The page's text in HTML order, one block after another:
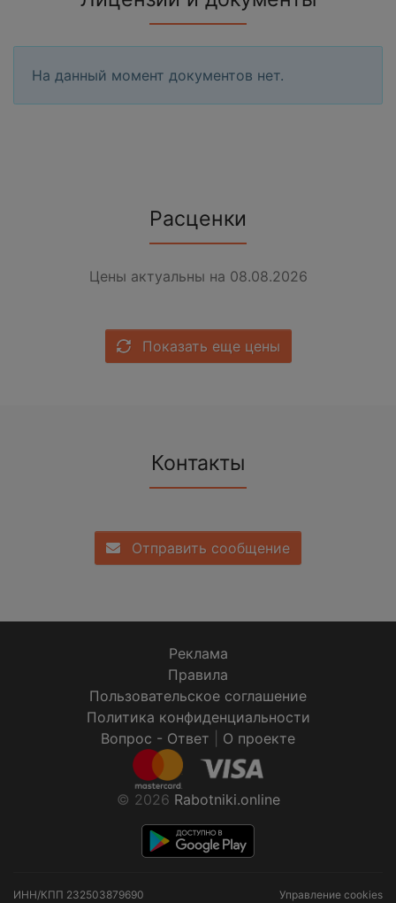
На данный момент документов нет.
Расценки
Цены актуальны на 08.08.2026
Показать еще цены
Контакты
Отправить сообщение
Реклама
Правила
Пользовательское соглашение
Политика конфиденциальности
Вопрос - Ответ
О проекте
© 2026 Rabotniki.online
ИНН/КПП 232503879690 Управление cookies